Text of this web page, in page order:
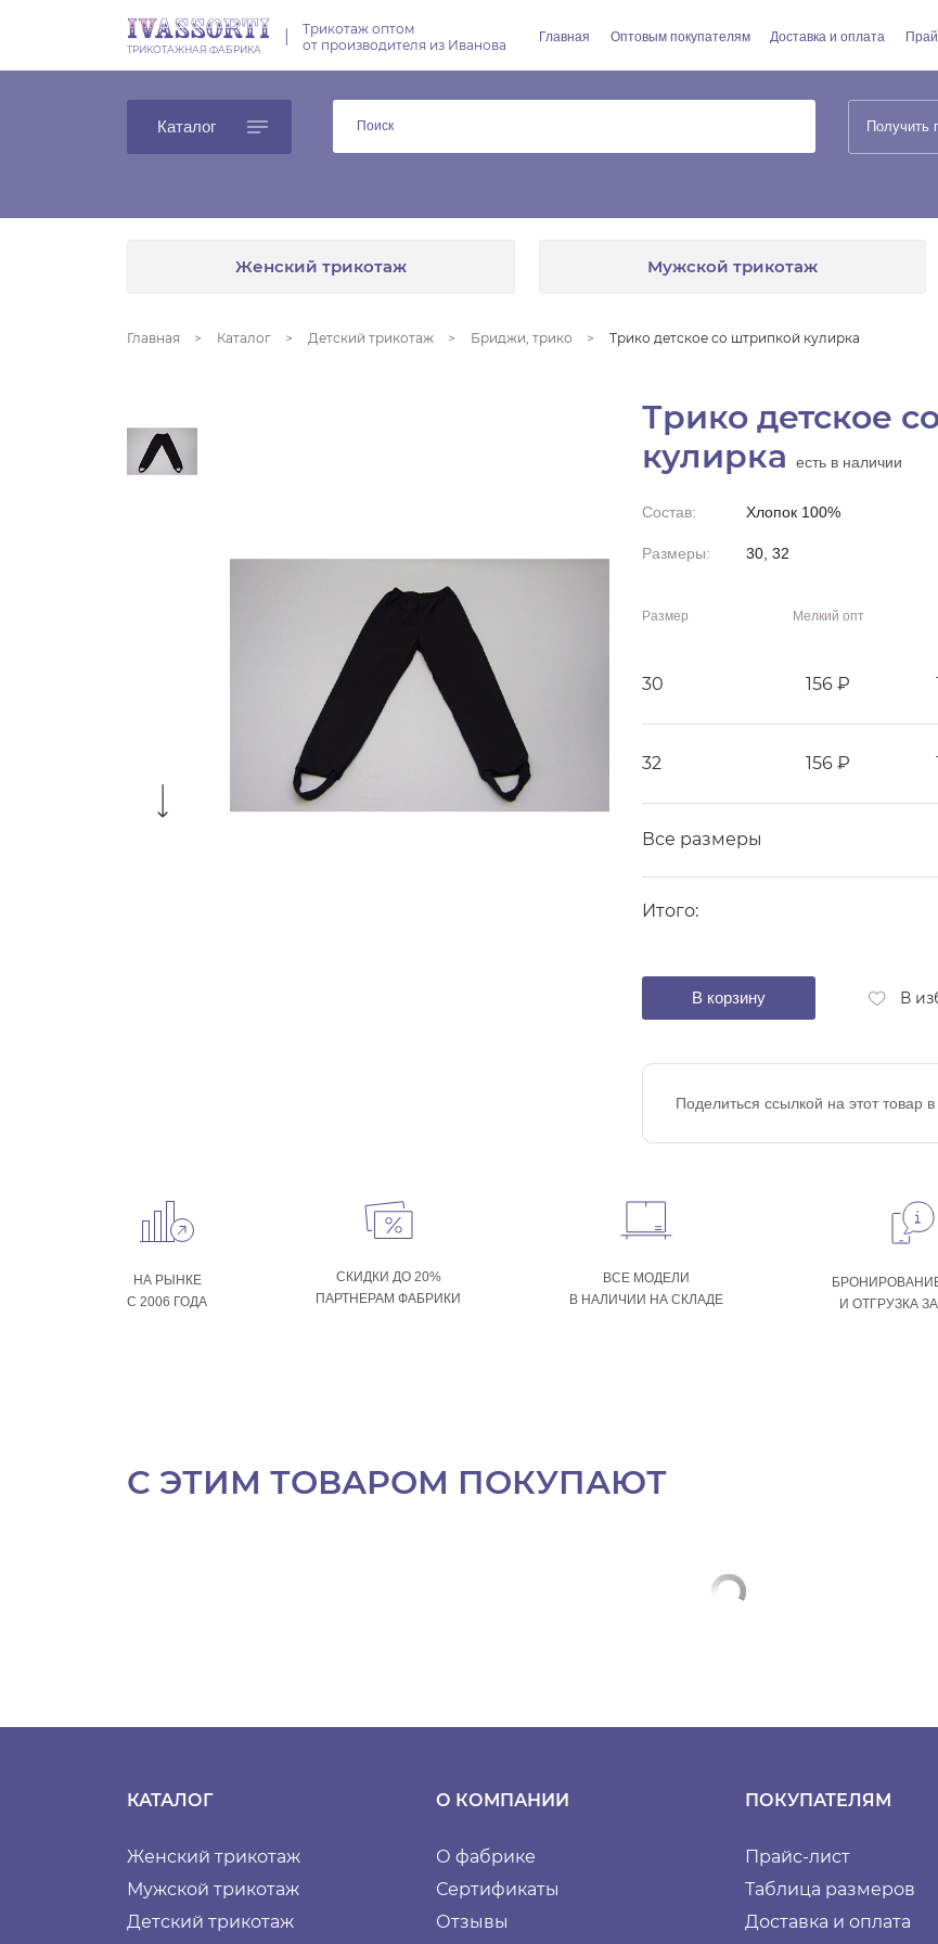
ТРИКОТАЖНАЯ ФАБРИКА
Трикотаж оптом
от производителя из Иванова
Главная Оптовым покупателям Доставка и оплата
Каталог Получить
Женский трикотаж Мужской трикотаж
Главная Каталог Детский трикотаж Бриджи, трико Трико детское со штрипкой кулирка
Трико детское
кулирка
есть в наличии
Состав: Хлопок 100%
Размеры: 30, 32
Размер Мелкий опт
30 156 ₽
32 156 ₽
Все размеры
Итого:
В корзину В
Поделиться ссылкой на этот товар в
НА РЫНКЕ
С 2006 ГОДА
СКИДКИ ДО 20%
ПАРТНЕРАМ ФАБРИКИ
ВСЕ МОДЕЛИ
В НАЛИЧИИ НА СКЛАДЕ
И ОТГРУЗКА
С ЭТИМ ТОВАРОМ ПОКУПАЮТ
КАТАЛОГ
Женский трикотаж
Мужской трикотаж
Детский трикотаж
О КОМПАНИИ
О фабрике
Сертификаты
Отзывы
ПОКУПАТЕЛЯМ
Прайс-лист
Таблица размеров
Доставка и оплата